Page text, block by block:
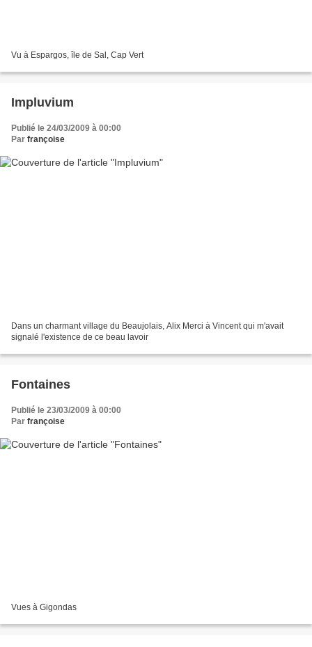
Vu à Espargos, île de Sal, Cap Vert
Impluvium
Publié le 24/03/2009 à 00:00
Par françoise
Dans un charmant village du Beaujolais, Alix Merci à Vincent qui m'avait
signalé l'existence de ce beau lavoir
Fontaines
Publié le 23/03/2009 à 00:00
Par françoise
Vues à Gigondas